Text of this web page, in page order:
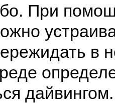
При
в
дайвингом.